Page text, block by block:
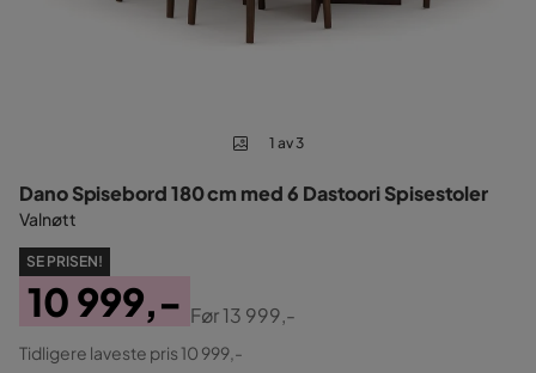
1 av 3
Dano Spisebord 180 cm med 6 Dastoori Spisestoler
Valnøtt
SE PRISEN!
Pris
10 999,-
Original
Før13 999,-
Tidligere laveste pris 10 999,-